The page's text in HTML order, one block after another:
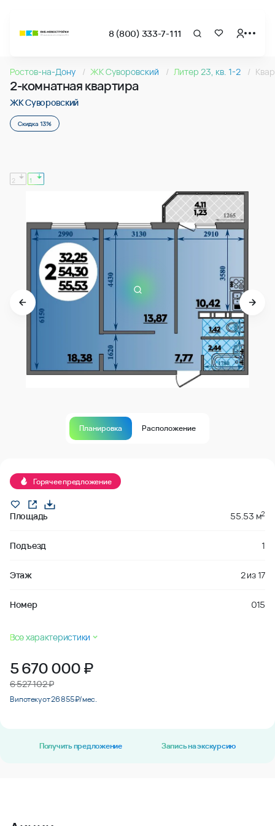
8 (800) 333-7-111
Квартира № 015 в ЖК Суворовский : подъезд 1, этаж 2,
2-комнатная квартира 55.53м2 в ЖК Суворовский, №015
2-комнатная квартира 55.53м2 в ЖК Суворовский, №015
Ростов-на-Дону ЖК Суворовский Литер 23, кв. 1-2
2-комнатная квартира
ЖК Суворовский
Скидка 13%
Планировка Расположение
Горячее предложение
Площадь 55.53 м2
Подъезд 1
Этаж 2из17
Номер 015
Все характеристики
5 670 000₽
6 527 102 ₽
В ипотеку от 26 855 ₽/мес.
Получить предложение Запись на экскурсию